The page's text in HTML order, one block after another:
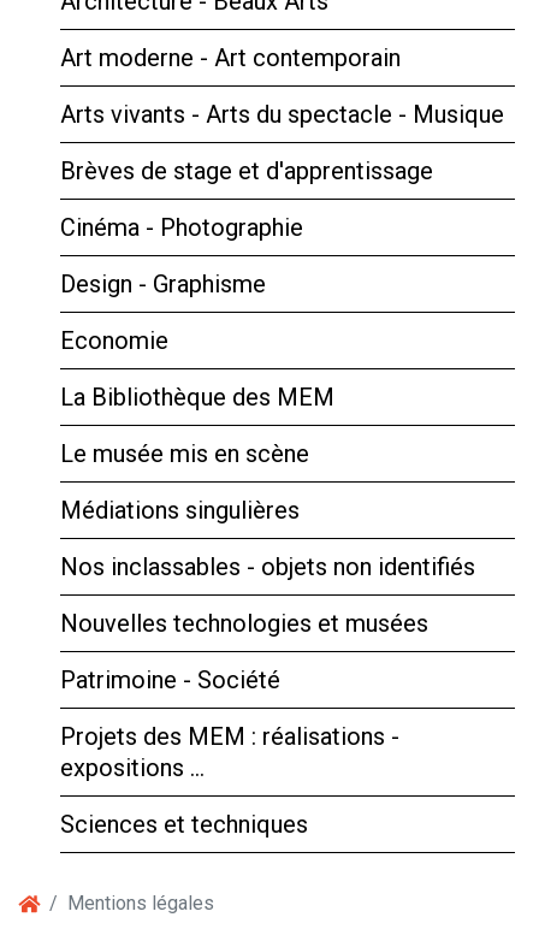
Art moderne - Art contemporain
Arts vivants - Arts du spectacle - Musique
Brèves de stage et d'apprentissage
Cinéma - Photographie
Design - Graphisme
Economie
La Bibliothèque des MEM
Le musée mis en scène
Médiations singulières
Nos inclassables - objets non identifiés
Nouvelles technologies et musées
Patrimoine - Société
Projets des MEM : réalisations -
expositions …
Sciences et techniques
Mentions légales